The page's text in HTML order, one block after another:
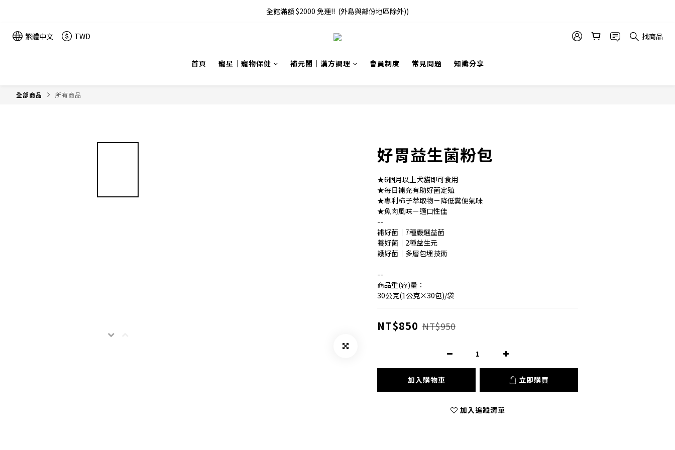
全館滿額 $2000 免運!!  (外島與部份地區除外))
繁體中文 TWD 找商品
首頁 寵星｜寵物保健 補元閣｜漢方調理 會員制度 常見問題 知識分享
全部商品 所有商品
好胃益生菌粉包
★6個月以上犬貓即可食用
★每日補充有助好菌定殖
★專利柿子萃取物－降低糞便氣味
★魚肉風味－適口性佳
--
補好菌｜7種嚴選益菌
養好菌｜2種益生元
護好菌｜多層包埋技術
--
商品重(容)量：
30公克(1公克×30包)/袋
NT$850 NT$950
加入購物車 立即購買
加入追蹤清單